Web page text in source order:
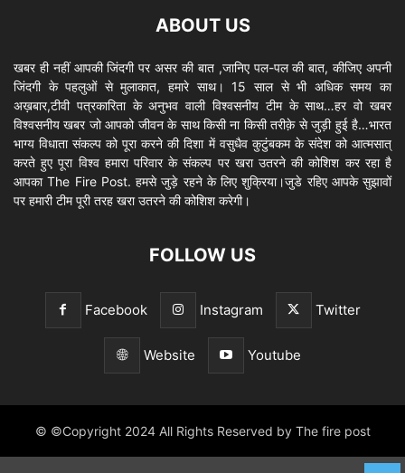
ABOUT US
खबर ही नहीं आपकी जिंदगी पर असर की बात ,जानिए पल-पल की बात, कीजिए अपनी
जिंदगी के पहलुओं से मुलाकात, हमारे साथ। 15 साल से भी अधिक समय का
अख़बार,टीवी पत्रकारिता के अनुभव वाली विश्वसनीय टीम के साथ…हर वो खबर
विश्वसनीय खबर जो आपको जीवन के साथ किसी ना किसी तरीक़े से जुड़ी हुई है…भारत
भाग्य विधाता संकल्प को पूरा करने की दिशा में वसुधैव कुटुंबकम के संदेश को आत्मसात्
करते हुए पूरा विश्व हमारा परिवार के संकल्प पर खरा उतरने की कोशिश कर रहा है
आपका The Fire Post. हमसे जुड़े रहने के लिए शुक्रिया।जुडे रहिए आपके सुझावों
पर हमारी टीम पूरी तरह खरा उतरने की कोशिश करेगी।
FOLLOW US
Facebook Instagram Twitter
Website Youtube
© ©Copyright 2024 All Rights Reserved by The fire post